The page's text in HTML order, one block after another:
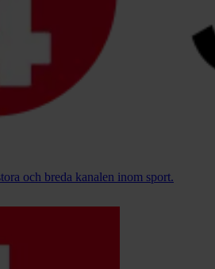
och breda kanalen inom sport.